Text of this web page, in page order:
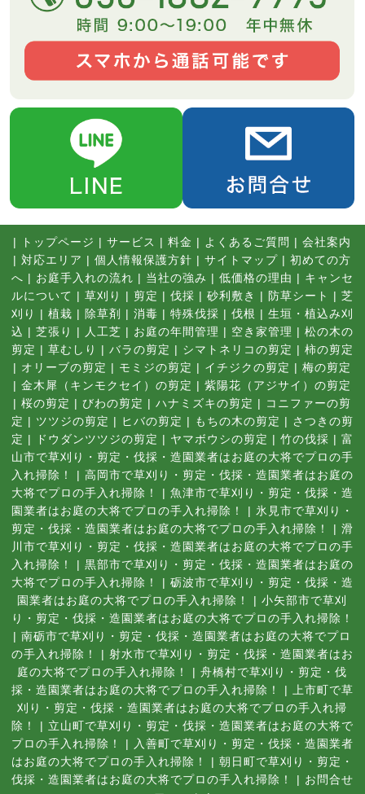
| トップページ | サービス | 料金 | よくあるご質問 | 会社案内
| 対応エリア | 個人情報保護方針 | サイトマップ | 初めての方
へ | お庭手入れの流れ | 当社の強み | 低価格の理由 | キャンセ
ルについて | 草刈り | 剪定 | 伐採 | 砂利敷き | 防草シート | 芝
刈り
| 植栽 | 除草剤 | 消毒 | 特殊伐採 | 伐根 | 生垣・植込み刈
込 | 芝張り | 人工芝 | お庭の年間管理 | 空き家管理 | 松の木の
剪定 | 草むしり | バラの剪定 | シマトネリコの剪定 | 柿の剪定
| オリーブの剪定 | モミジの剪定 | イチジクの剪定 | 梅の剪定
| 金木犀（キンモクセイ）の剪定 | 紫陽花（アジサイ）の剪定
| 桜の剪定 | びわの剪定 | ハナミズキの剪定 | コニファーの剪
定 | ツツジの剪定 | ヒバの剪定 | もちの木の剪定 | さつきの剪
定 | ドウダンツツジの剪定 | ヤマボウシの剪定 | 竹の伐採 | 富
山市で草刈り・剪定・伐採・造園業者はお庭の大将でプロの手
入れ掃除！
| 高岡市で草刈り・剪定・伐採・造園業者はお庭の
大将でプロの手入れ掃除！
| 魚津市で草刈り・剪定・伐採・造
園業者はお庭の大将でプロの手入れ掃除！
| 氷見市で草刈り・
剪定・伐採・造園業者はお庭の大将でプロの手入れ掃除！
| 滑
川市で草刈り・剪定・伐採・造園業者はお庭の大将でプロの手
入れ掃除！
| 黒部市で草刈り・剪定・伐採・造園業者はお庭の
大将でプロの手入れ掃除！
| 砺波市で草刈り・剪定・伐採・造
園業者はお庭の大将でプロの手入れ掃除！
| 小矢部市で草刈
り・剪定・伐採・造園業者はお庭の大将でプロの手入れ掃除！
| 南砺市で草刈り・剪定・伐採・造園業者はお庭の大将でプロ
の手入れ掃除！
| 射水市で草刈り・剪定・伐採・造園業者はお
庭の大将でプロの手入れ掃除！
| 舟橋村で草刈り・剪定・伐
採・造園業者はお庭の大将でプロの手入れ掃除！
| 上市町で草
刈り・剪定・伐採・造園業者はお庭の大将でプロの手入れ掃
除！
| 立山町で草刈り・剪定・伐採・造園業者はお庭の大将で
プロの手入れ掃除！
| 入善町で草刈り・剪定・伐採・造園業者
はお庭の大将でプロの手入れ掃除！
| 朝日町で草刈り・剪定・
伐採・造園業者はお庭の大将でプロの手入れ掃除！
| お問合せ